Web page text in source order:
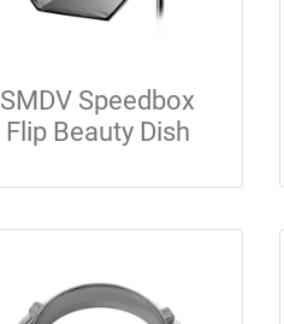
SMDV Speedbox
Flip Beauty Dish